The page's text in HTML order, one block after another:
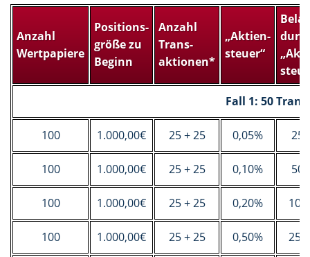
Anzahl
Wertpapiere
Positions­
größe zu
Beginn
Anzahl
Trans­
aktionen*
„Aktien­
steuer“
Fall 1: 50
100 1.000,00€ 25 + 25 0,05%
100 1.000,00€ 25 + 25 0,10%
100 1.000,00€ 25 + 25 0,20%
100 1.000,00€ 25 + 25 0,50%